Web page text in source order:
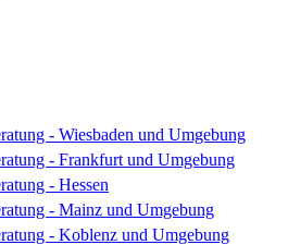
- Wiesbaden und Umgebung
- Frankfurt und Umgebung
- Hessen
- Mainz und Umgebung
- Koblenz und Umgebung